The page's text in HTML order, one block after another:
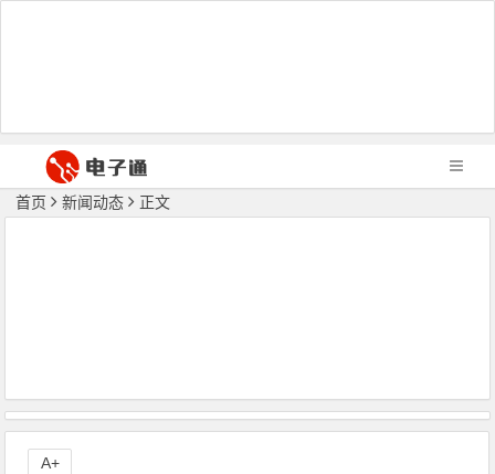
首页 新闻动态 正文
A+